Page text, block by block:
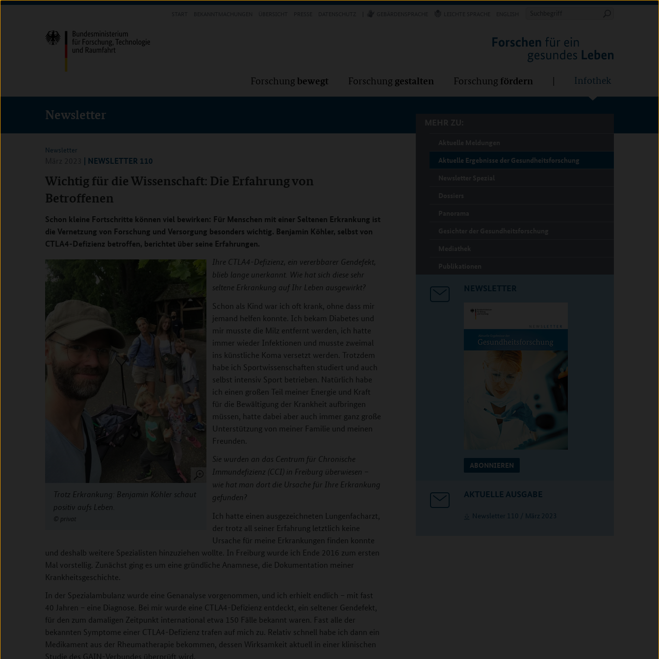
Direkt
(Eingabetaste)
Direkt
(Eingabetaste)
Direkt
(Eingabetaste)
Suchbegriff
Forschung bewegt Forschung gestalten Forschung fördern Infothek
Newsletter
Newsletter
| NEWSLETTER 110
Wichtig für die Wissenschaft: Die Erfahrung von
Betroffenen
Schon kleine Fortschritte können viel bewirken: Für Menschen mit einer Seltenen Erkrankung ist
die Vernetzung von Forschung und Versorgung besonders wichtig. Benjamin Köhler, selbst von
CTLA4-Defizienz betroffen, berichtet über seine Erfahrungen.
Trotz Erkrankung: Benjamin Köhler schaut
positiv aufs Leben.
privat
Ihre CTLA4-Defizienz, ein vererbbarer Gendefekt,
blieb lange unerkannt. Wie hat sich diese sehr
seltene Erkrankung auf Ihr Leben ausgewirkt?
Schon als Kind war ich oft krank, ohne dass mir
jemand helfen konnte. Ich bekam Diabetes und
mir musste die Milz entfernt werden, ich hatte
immer wieder Infektionen und musste zweimal
ins künstliche Koma versetzt werden. Trotzdem
habe ich Sportwissenschaften studiert und auch
selbst intensiv Sport betrieben. Natürlich habe
ich einen großen Teil meiner Energie und Kraft
für die Bewältigung der Krankheit aufbringen
müssen, hatte dabei aber auch immer ganz große
Unterstützung von meiner Familie und meinen
Freunden.
Sie wurden an das Centrum für Chronische
Immundefizienz (CCI) in Freiburg überwiesen –
wie hat man dort die Ursache für Ihre Erkrankung
gefunden?
Ich hatte einen ausgezeichneten Lungenfacharzt,
der trotz all seiner Erfahrung letztlich keine
Ursache für meine Erkrankungen finden konnte
und deshalb weitere Spezialisten hinzuziehen wollte. In Freiburg wurde ich Ende 2016 zum ersten
Mal vorstellig. Zunächst ging es um eine gründliche Anamnese, die Dokumentation meiner
Krankheitsgeschichte.
In der Spezialambulanz wurde eine Genanalyse vorgenommen, und ich erhielt endlich – mit fast
40 Jahren – eine Diagnose. Bei mir wurde eine CTLA4-Defizienz entdeckt, ein seltener Gendefekt,
für den zum damaligen Zeitpunkt international etwa 150 Fälle bekannt waren. Fast alle der
bekannten Symptome einer CTLA4-Defizienz trafen auf mich zu. Relativ schnell habe ich dann ein
Medikament aus der Rheumatherapie bekommen, dessen Wirksamkeit aktuell in einer klinischen
Studie des GAIN-Verbundes überprüft wird.
Aktuelle Ergebnisse der Gesundheitsforschung
NEWSLETTER
ABONNIEREN
AKTUELLE AUSGABE
Newsletter 110 / März 2023
Forschung Forschung Forschung fördern Infothek